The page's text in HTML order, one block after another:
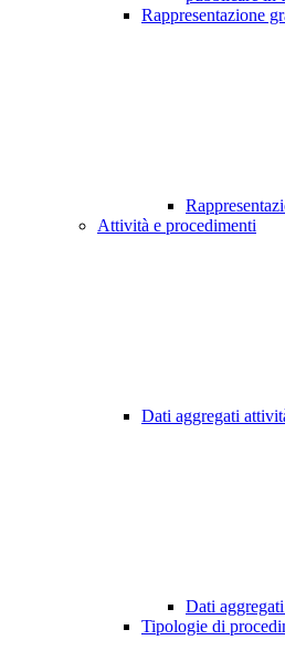
Rappresentazione
Attività e procedimenti
Dati aggregati
Dati
Tipologie di